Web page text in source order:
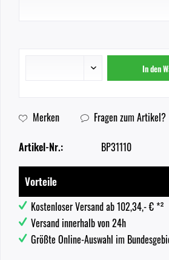
In den
Merken Fragen zum Artikel?
Artikel-Nr.: BP31110
Vorteile
Kostenloser Versand ab 102,34,- € *²
Versand innerhalb von 24h
Größte Online-Auswahl im